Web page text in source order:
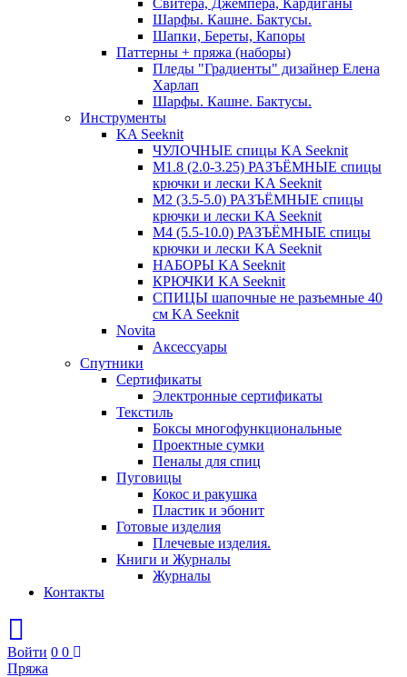
Свитера, Джемпера, Кардиганы
Шарфы. Кашне. Бактусы.
Шапки, Береты, Капоры
Паттерны + пряжа (наборы)
Пледы "Градиенты" дизайнер Елена
Харлап
Шарфы. Кашне. Бактусы.
Инструменты
KA Seeknit
ЧУЛОЧНЫЕ спицы KA Seeknit
М1.8 (2.0-3.25) РАЗЪЁМНЫЕ спицы
крючки и лески KA Seeknit
М2 (3.5-5.0) РАЗЪЁМНЫЕ спицы
крючки и лески KA Seeknit
М4 (5.5-10.0) РАЗЪЁМНЫЕ спицы
крючки и лески KA Seeknit
НАБОРЫ KA Seeknit
КРЮЧКИ KA Seeknit
СПИЦЫ шапочные не разъемные 40
см KA Seeknit
Novita
Аксессуары
Спутники
Сертификаты
Электронные сертификаты
Текстиль
Боксы многофункциональные
Проектные сумки
Пеналы для спиц
Пуговицы
Кокос и ракушка
Пластик и эбонит
Готовые изделия
Плечевые изделия.
Книги и Журналы
Журналы
Контакты
Войти 0 0
Пряжа